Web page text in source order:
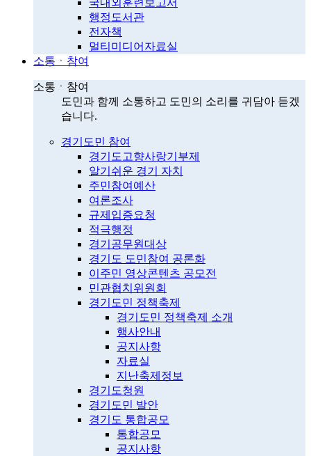
행정도서관
전자책
멀티미디어자료실
소통ㆍ참여
소통ㆍ참여
도민과 함께 소통하고 도민의 소리를 귀담아 듣겠
습니다.
경기도민 참여
경기도고향사랑기부제
알기쉬운 경기 자치
주민참여예산
여론조사
규제입증요청
적극행정
경기공무원대상
경기도 도민참여 공론화
이주민 영상콘텐츠 공모전
민관협치위원회
경기도민 정책축제
경기도민 정책축제 소개
행사안내
공지사항
자료실
지난축제정보
경기도청원
경기도민 발안
경기도 통합공모
통합공모
공지사항